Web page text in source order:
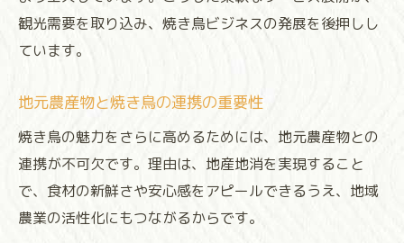
観光需要を取り込み、焼き鳥ビジネスの発展を後押しし
ています。
地元農産物と焼き鳥の連携の重要性
焼き鳥の魅力をさらに高めるためには、地元農産物との
連携が不可欠です。理由は、地産地消を実現すること
で、食材の新鮮さや安心感をアピールできるうえ、地域
農業の活性化にもつながるからです。